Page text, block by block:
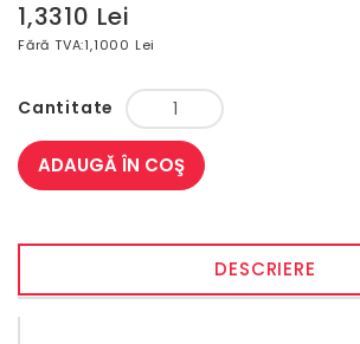
1,3310 Lei
Fără TVA:1,1000 Lei
Cantitate
ADAUGĂ ÎN COŞ
DESCRIERE